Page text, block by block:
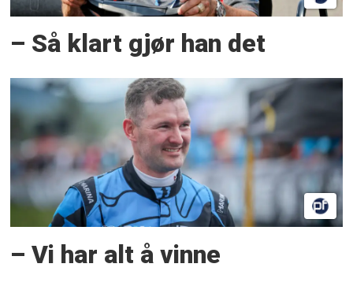
– Så klart gjør han det
– Vi har alt å vinne